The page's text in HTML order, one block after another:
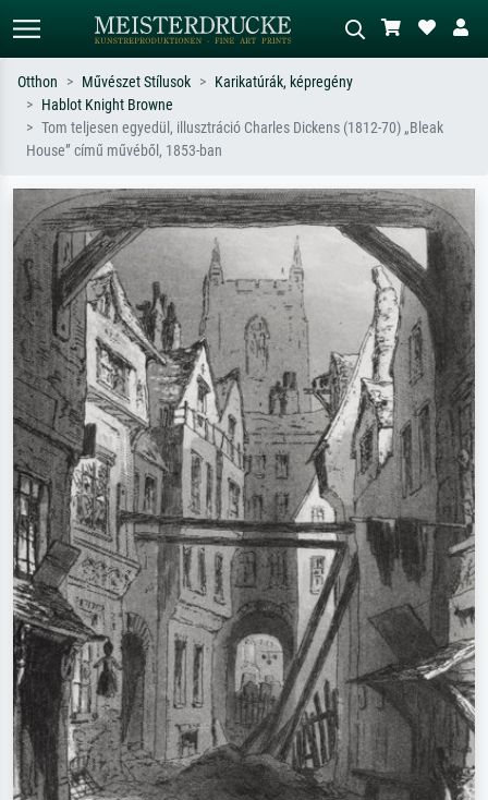
Alap keresés MI-képkereső
Keressen művész, műcím vagy stílus
impresszionizmus, Hokusai-hullám,
akt.
egy fa mellett.
Otthon Művészet Stílusok
Karikatúrák, képregény
Hablot Knight Browne
Tom teljesen egyedül, illusztráció Charles Dickens (1812-70) „Bleak
House” című művéből, 1853-ban